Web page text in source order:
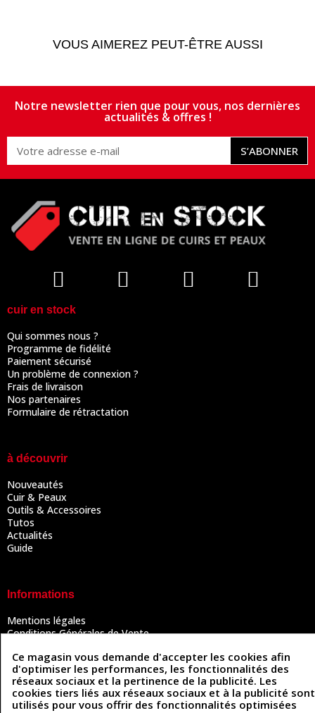
VOUS AIMEREZ PEUT-ÊTRE AUSSI
Notre newsletter rien que pour vous, nos dernières
actualités & offres !
S’ABONNER
cuir en stock
Qui sommes nous ?
Programme de fidélité
Paiement sécurisé
Un problème de connexion ?
Frais de livraison
Nos partenaires
Formulaire de rétractation
à découvrir
Nouveautés
Cuir & Peaux
Outils & Accessoires
Tutos
Actualités
Guide
Informations
Mentions légales
Conditions Générales de Vente
Politique des cookies
Contactez-nous
Ce magasin vous demande d'accepter les cookies afin
d'optimiser les performances, les fonctionnalités des
réseaux sociaux et la pertinence de la publicité. Les
cookies tiers liés aux réseaux sociaux et à la publicité sont
utilisés pour vous offrir des fonctionnalités optimisées